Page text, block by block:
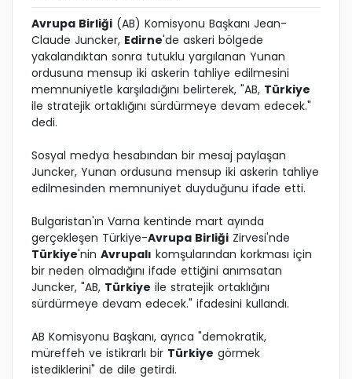
Avrupa Birliği (AB) Komisyonu Başkanı Jean-
Claude Juncker, Edirne'de askeri bölgede
yakalandıktan sonra tutuklu yargılanan Yunan
ordusuna mensup iki askerin tahliye edilmesini
memnuniyetle karşıladığını belirterek, "AB, Türkiye
ile stratejik ortaklığını sürdürmeye devam edecek."
dedi.
Sosyal medya hesabından bir mesaj paylaşan
Juncker, Yunan ordusuna mensup iki askerin tahliye
edilmesinden memnuniyet duyduğunu ifade etti.
Bulgaristan'ın Varna kentinde mart ayında
gerçekleşen Türkiye-Avrupa Birliği Zirvesi'nde
Türkiye'nin Avrupalı komşularından korkması için
bir neden olmadığını ifade ettiğini anımsatan
Juncker, "AB, Türkiye ile stratejik ortaklığını
sürdürmeye devam edecek." ifadesini kullandı.
AB Komisyonu Başkanı, ayrıca "demokratik,
müreffeh ve istikrarlı bir Türkiye görmek
istediklerini" de dile getirdi.